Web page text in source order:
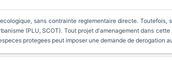
sans contrainte reglementaire directe.
(PLU, SCOT). Tout projet d'amenagement dans
protegees peut imposer une demande de derogation